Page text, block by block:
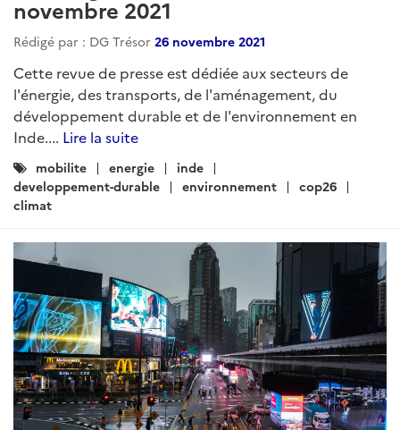
novembre 2021
Rédigé par : DG Trésor 26 novembre 2021
Cette revue de presse est dédiée aux secteurs de
l'énergie, des transports, de l'aménagement, du
développement durable et de l'environnement en
Inde.... Lire la suite
Catégories
:
mobilite energie
inde
developpement-durable
environnement
cop26
climat